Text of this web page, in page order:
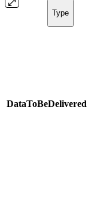
Type
DataToBeDelivered